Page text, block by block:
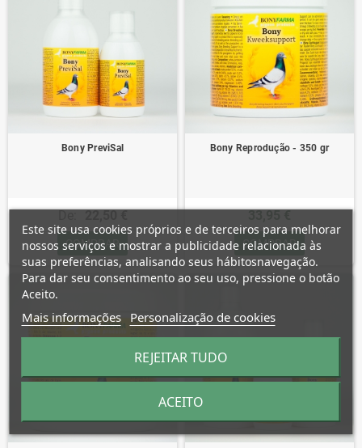
Bony PreviSal
COMPRAR
Bony Reprodução - 350 gr
COMPRAR
Este site usa cookies próprios e de terceiros para melhorar
nossos serviços e mostrar a publicidade relacionada às
suas preferências, analisando seus hábitosnavegação.
Para dar seu consentimento ao seu uso, pressione o botão
Aceito.
Mais informações Personalização de cookies
REJEITAR TUDO
ACEITO